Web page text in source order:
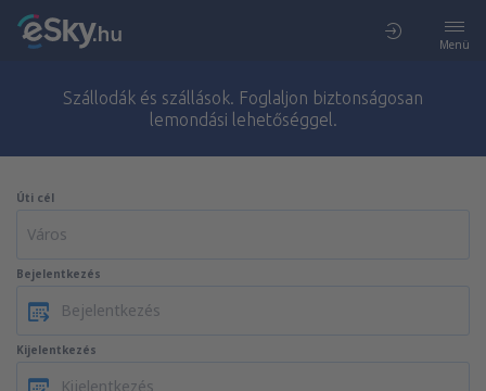
Menü
Szállodák és szállások. Foglaljon biztonságosan
lemondási lehetőséggel.
Úti cél
Bejelentkezés
Kijelentkezés